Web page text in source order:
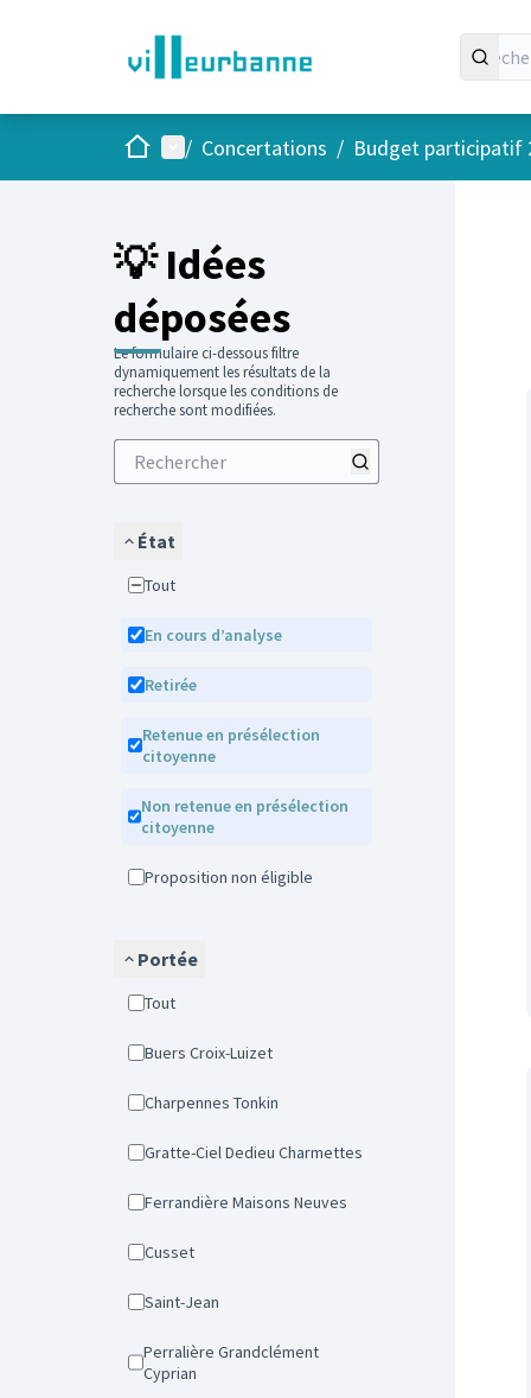
AccueilMenu principal
/ Concertations / Budget participatif
💡 Idées
déposées
Le formulaire ci-dessous filtre
dynamiquement les résultats de la
recherche lorsque les conditions de
recherche sont modifiées.
État
Tout
En cours d’analyse
Retirée
Retenue en présélection
citoyenne
Non retenue en présélection
citoyenne
Proposition non éligible
Portée
Tout
Buers Croix-Luizet
Charpennes Tonkin
Gratte-Ciel Dedieu Charmettes
Ferrandière Maisons Neuves
Cusset
Saint-Jean
Perralière Grandclément
Cyprian